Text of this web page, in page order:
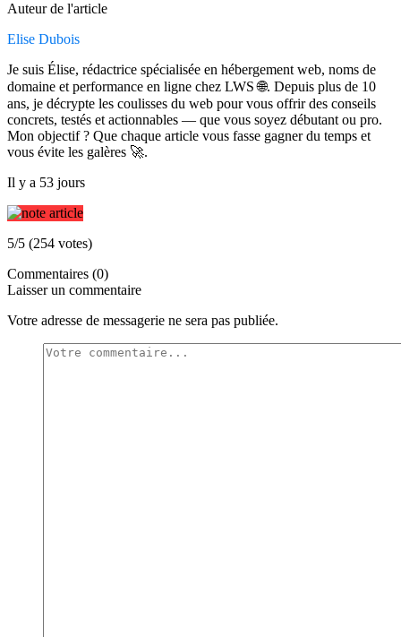
Auteur de l'article
Elise Dubois
Je suis Élise, rédactrice spécialisée en hébergement web, noms de
domaine et performance en ligne chez LWS 🌐. Depuis plus de 10
ans, je décrypte les coulisses du web pour vous offrir des conseils
concrets, testés et actionnables — que vous soyez débutant ou pro.
Mon objectif ? Que chaque article vous fasse gagner du temps et
vous évite les galères 🚀.
Il y a 53 jours
5/5 (254 votes)
Commentaires (0)
Laisser un commentaire
Votre adresse de messagerie ne sera pas publiée.